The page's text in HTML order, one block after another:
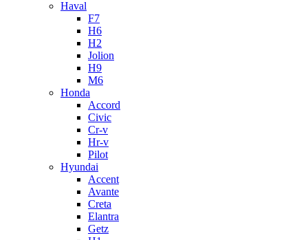
Haval
F7
H6
H2
Jolion
H9
M6
Honda
Accord
Civic
Cr-v
Hr-v
Pilot
Hyundai
Accent
Avante
Creta
Elantra
Getz